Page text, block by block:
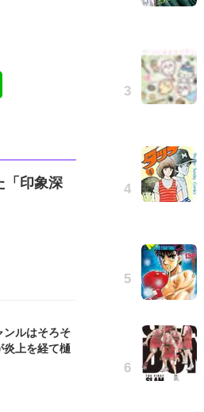
「印象深
ンルはそろそ
炎上を経て樋